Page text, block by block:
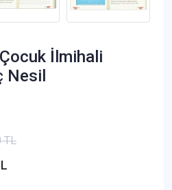
İlmihali
Nesil
TL